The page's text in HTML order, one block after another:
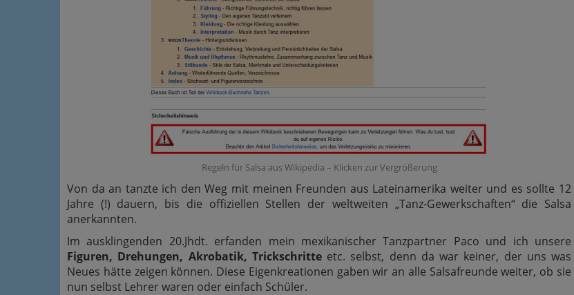
Regeln für Salsa aus Wikipedia – Klicken zur Vergrößerung
Von da an tanzte ich den Weg mit meinen Freunden aus Lateinamerika weiter und es sollte 12
Jahre (!) dauern, bis die offiziellen Stellen der weltweiten „Tanz-Gewerkschaften“ die Salsa
anerkannten.
Im ausklingenden 20.Jhdt. erfanden mein mexikanischer Tanzpartner Paco und ich unsere
Figuren, Drehungen, Akrobatik, Trickschritteetc. selbst, denn da war keiner, der uns was
Neues hätte zeigen können. Diese Eigenkreationen gaben wir an alle Salsafreunde weiter, ob sie
nun selbst Lehrer waren oder einfach Schüler.